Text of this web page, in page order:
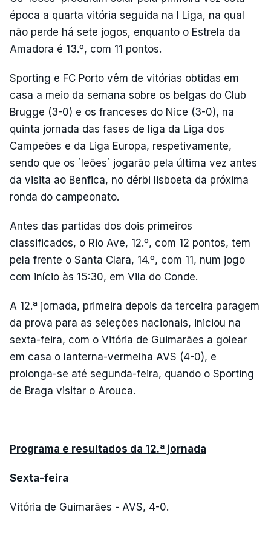
época a quarta vitória seguida na I Liga, na qual
não perde há sete jogos, enquanto o Estrela da
Amadora é 13.º, com 11 pontos.
Sporting e FC Porto vêm de vitórias obtidas em
casa a meio da semana sobre os belgas do Club
Brugge (3-0) e os franceses do Nice (3-0), na
quinta jornada das fases de liga da Liga dos
Campeões e da Liga Europa, respetivamente,
sendo que os `leões` jogarão pela última vez antes
da visita ao Benfica, no dérbi lisboeta da próxima
ronda do campeonato.
Antes das partidas dos dois primeiros
classificados, o Rio Ave, 12.º, com 12 pontos, tem
pela frente o Santa Clara, 14.º, com 11, num jogo
com início às 15:30, em Vila do Conde.
A 12.ª jornada, primeira depois da terceira paragem
da prova para as seleções nacionais, iniciou na
sexta-feira, com o Vitória de Guimarães a golear
em casa o lanterna-vermelha AVS (4-0), e
prolonga-se até segunda-feira, quando o Sporting
de Braga visitar o Arouca.
Programa e resultados da 12.ª jornada
Sexta-feira
Vitória de Guimarães - AVS, 4-0.